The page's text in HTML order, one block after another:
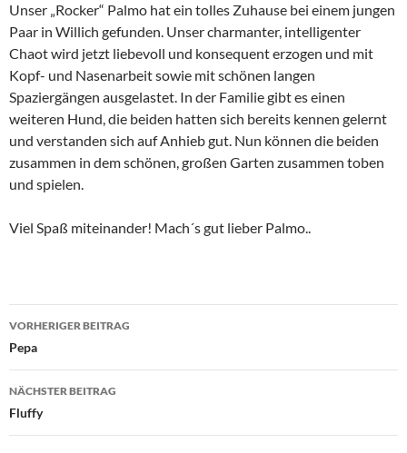
Unser „Rocker“ Palmo hat ein tolles Zuhause bei einem jungen
Paar in Willich gefunden. Unser charmanter, intelligenter
Chaot wird jetzt liebevoll und konsequent erzogen und mit
Kopf- und Nasenarbeit sowie mit schönen langen
Spaziergängen ausgelastet. In der Familie gibt es einen
weiteren Hund, die beiden hatten sich bereits kennen gelernt
und verstanden sich auf Anhieb gut. Nun können die beiden
zusammen in dem schönen, großen Garten zusammen toben
und spielen.
Viel Spaß miteinander! Mach´s gut lieber Palmo..
Beitragsnavigation
VORHERIGER BEITRAG
Pepa
NÄCHSTER BEITRAG
Fluffy